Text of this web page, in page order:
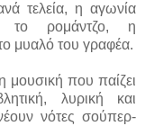
τελεία, η αγωνία
το ρομάντζο, η
μυαλό του γραφέα.
μουσική που παίζει
λυρική και
νότες σούπερ-